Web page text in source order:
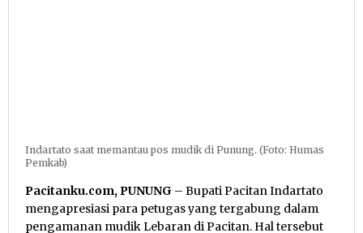
Indartato saat memantau pos mudik di Punung. (Foto: Humas
Pemkab)
Pacitanku.com, PUNUNG – Bupati Pacitan Indartato
mengapresiasi para petugas yang tergabung dalam
pengamanan mudik Lebaran di Pacitan. Hal tersebut